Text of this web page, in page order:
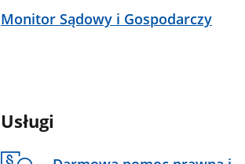
Monitor Sądowy i Gospodarczy
Usługi